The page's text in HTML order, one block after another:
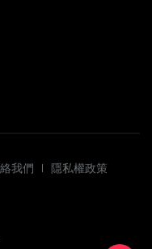
我們
隱私權政策